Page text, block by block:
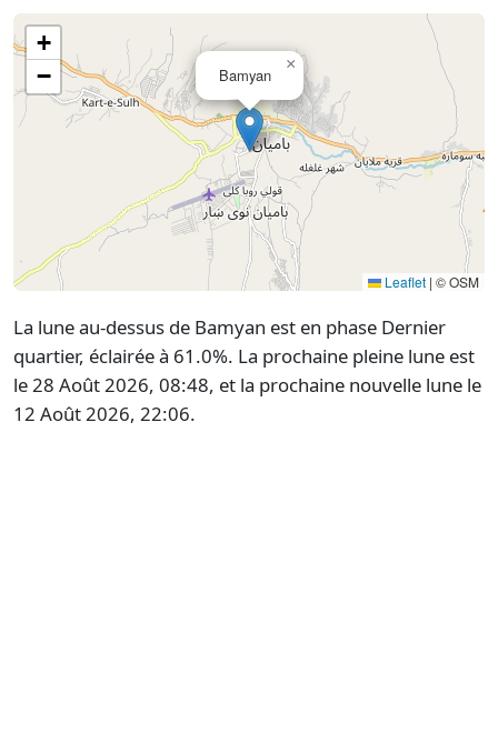
Bamyan
×
+
−
Leaflet | © OSM
La lune au-dessus de Bamyan est en phase Dernier
quartier, éclairée à 61.0%. La prochaine pleine lune est
le 28 Août 2026, 08:48, et la prochaine nouvelle lune le
12 Août 2026, 22:06.